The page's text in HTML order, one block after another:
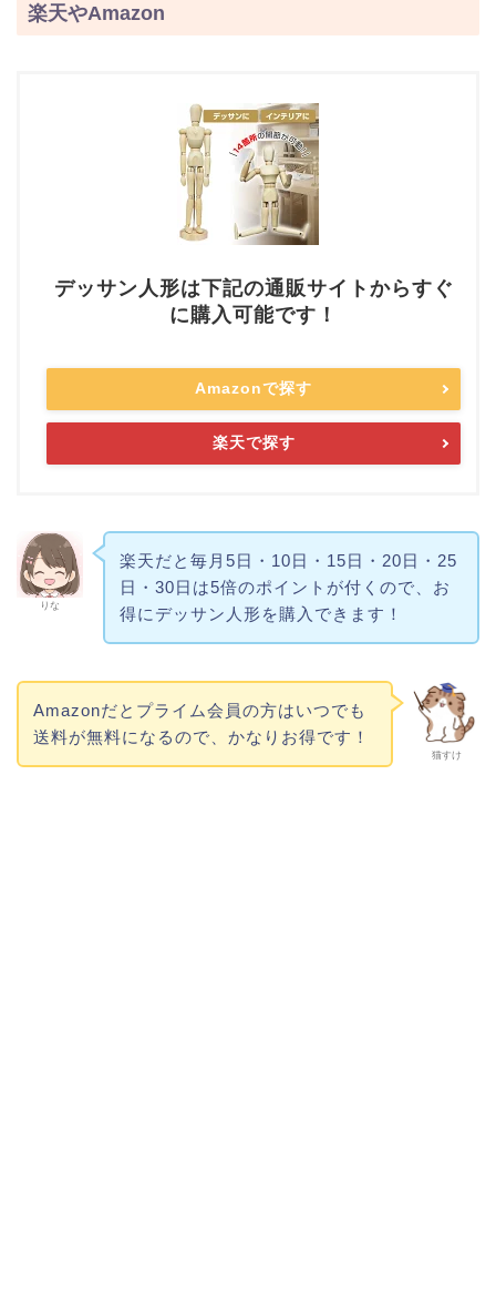
楽天やAmazon
デッサン人形は下記の通販サイトからすぐ
に購入可能です！
Amazonで探す
楽天で探す
りな
楽天だと毎月5日・10日・15日・20日・25
日・30日は5倍のポイントが付くので、お
得にデッサン人形を購入できます！
猫すけ
Amazonだとプライム会員の方はいつでも
送料が無料になるので、かなりお得です！